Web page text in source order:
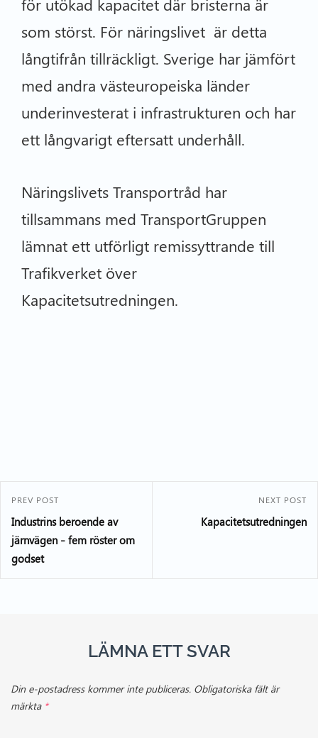
som störst. För näringslivet är detta
långtifrån tillräckligt. Sverige har jämfört
med andra västeuropeiska länder
underinvesterat i infrastrukturen och har
ett långvarigt eftersatt underhåll.
Näringslivets Transportråd har
tillsammans med TransportGruppen
lämnat ett utförligt remissyttrande till
Trafikverket över
Kapacitetsutredningen.
PREV POST
Industrins beroende av
järnvägen – fem röster om
godset
NEXT POST
Kapacitetsutredningen
LÄMNA ETT SVAR
Din e-postadress kommer inte publiceras. Obligatoriska fält är
märkta *